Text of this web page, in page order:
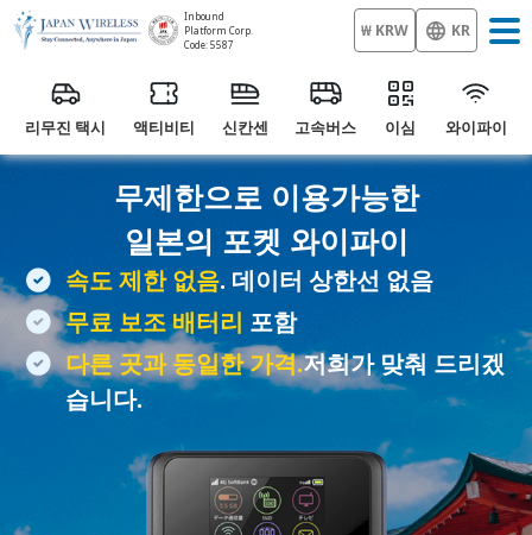
Inbound
Platform Corp.
Code: 5587
₩ KRW KR
리무진 택시 액티비티 신칸센 고속버스 이심 와이파이
무제한으로 이용가능한
일본의 포켓 와이파이
속도 제한 없음. 데이터 상한선 없음
무료 보조 배터리 포함
다른 곳과 동일한 가격.저희가 맞춰 드리겠
습니다.